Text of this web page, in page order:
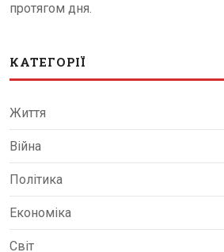
протягом дня.
КАТЕГОРІЇ
Життя
Війна
Політика
Економіка
Світ